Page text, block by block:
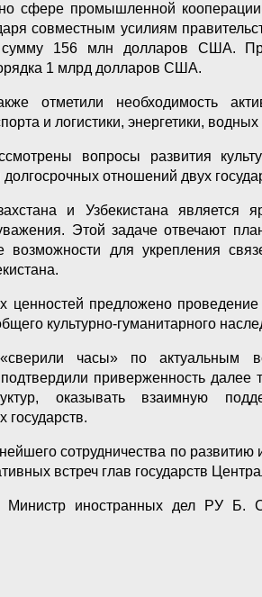
сфере промышленной
совместным усилиям
сумму 156 млн долларов США.
1 млрд долларов США.
отметили необходимость
и логистики, энергетики, водных
вопросы развития
отношений двух
и Узбекистана является
Этой задаче отвечают
возможности для укрепления
ценностей предложено
культурно-гуманитарного
часы» по актуальным
приверженность далее
оказывать взаимную
государств.
сотрудничества по развитию
встреч глав государств
Министр иностранных дел РУ Б.